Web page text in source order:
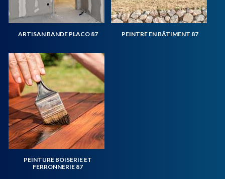
ARTISAN BANDE PLACO 87 PEINTRE EN BÂTIMENT 87
PEINTURE BOISERIE ET
FERRONNERIE 87